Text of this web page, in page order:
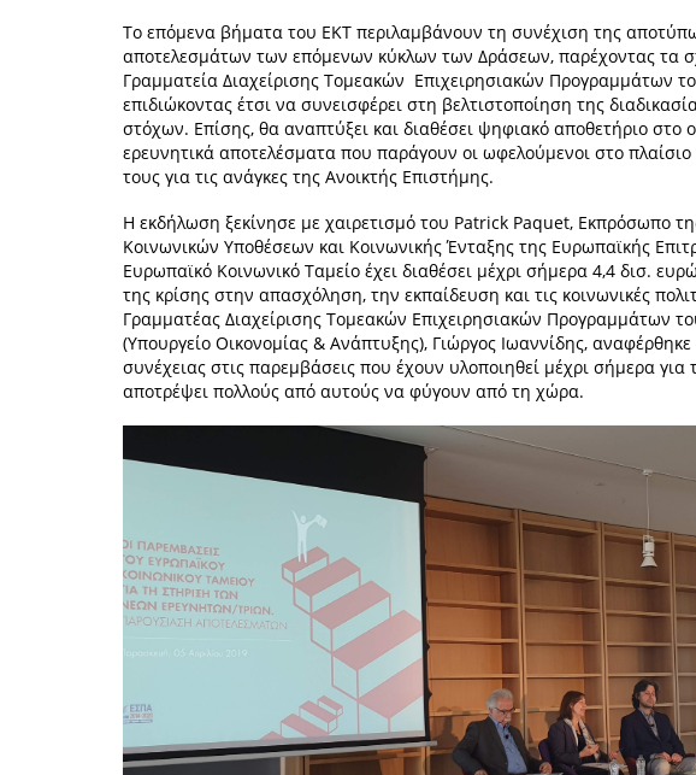
Το επόμενα βήματα του ΕΚΤ περιλαμβάνουν τη συνέχιση της
αποτελεσμάτων των επόμενων κύκλων των Δράσεων, παρέχοντας τα
Γραμματεία Διαχείρισης Τομεακών Επιχειρησιακών Προγραμμάτων
επιδιώκοντας έτσι να συνεισφέρει στη βελτιστοποίηση της
στόχων. Επίσης, θα αναπτύξει και διαθέσει ψηφιακό αποθετήριο στο
ερευνητικά αποτελέσματα που παράγουν οι ωφελούμενοι στο
τους για τις ανάγκες της Ανοικτής Επιστήμης.
Η εκδήλωση ξεκίνησε με χαιρετισμό του Patrick Paquet, Εκπρόσωπο
Κοινωνικών Υποθέσεων και Κοινωνικής Ένταξης της Ευρωπαϊκής
Ευρωπαϊκό Κοινωνικό Ταμείο έχει διαθέσει μέχρι σήμερα 4,4 δισ.
της κρίσης στην απασχόληση, την εκπαίδευση και τις κοινωνικές
Γραμματέας Διαχείρισης Τομεακών Επιχειρησιακών Προγραμμάτων
(Υπουργείο Οικονομίας & Ανάπτυξης), Γιώργος Ιωαννίδης,
συνέχειας στις παρεμβάσεις που έχουν υλοποιηθεί μέχρι σήμερα για
αποτρέψει πολλούς από αυτούς να φύγουν από τη χώρα.